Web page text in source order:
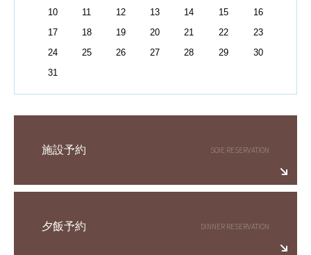
10
11 12 13 14 15
16
17
18 19 20 21 22
23
24
25 26 27 28 29
30
31
施設予約
夕飯予約